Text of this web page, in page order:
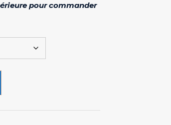
pour commander